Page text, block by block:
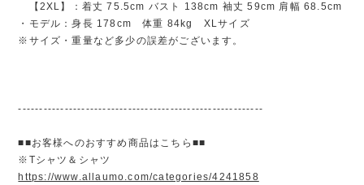
【2XL】：着丈 75.5cm バスト 138cm 袖丈 59cm 肩幅 68.5cm
・モデル：身長 178cm 体重 84kg XLサイズ
※サイズ・重量など多少の誤差がございます。
----------------------------------------------------------
■■お客様へのおすすめ商品はこちら■■
※Tシャツ＆シャツ
https://www.allaumo.com/categories/4241858